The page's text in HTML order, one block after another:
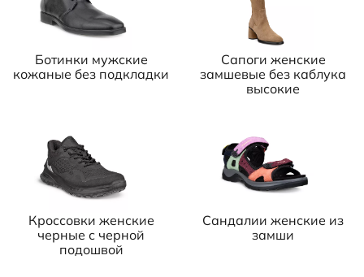
Ботинки мужские
кожаные без подкладки
Сапоги женские
замшевые без каблука
высокие
Кроссовки женские
черные с черной
подошвой
Сандалии женские из
замши